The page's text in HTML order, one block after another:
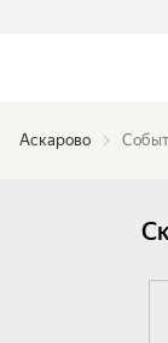
Аскарово